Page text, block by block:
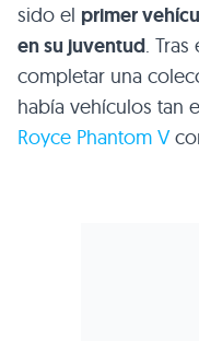
sido el primer
en su juventud.
completar una
había vehículos tan
Royce Phantom V